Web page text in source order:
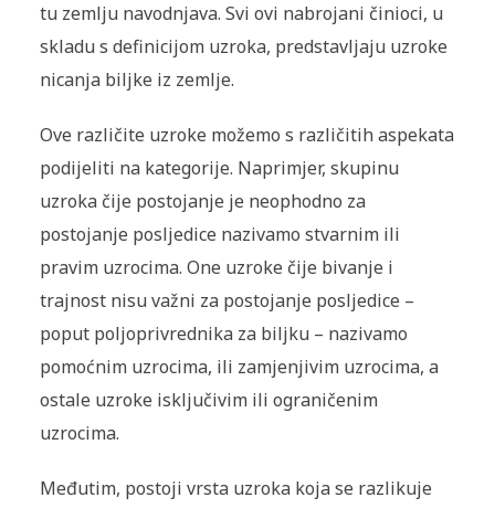
tu zemlju navodnjava. Svi ovi nabrojani činioci, u
skladu s definicijom uzroka, predstavljaju uzroke
nicanja biljke iz zemlje.
Ove različite uzroke možemo s različitih aspekata
podijeliti na kategorije. Naprimjer, skupinu
uzroka čije postojanje je neophodno za
postojanje posljedice nazivamo stvarnim ili
pravim uzrocima. One uzroke čije bivanje i
trajnost nisu važni za postojanje posljedice –
poput poljoprivrednika za biljku – nazivamo
pomoćnim uzrocima, ili zamjenjivim uzrocima, a
ostale uzroke isključivim ili ograničenim
uzrocima.
Međutim, postoji vrsta uzroka koja se razlikuje